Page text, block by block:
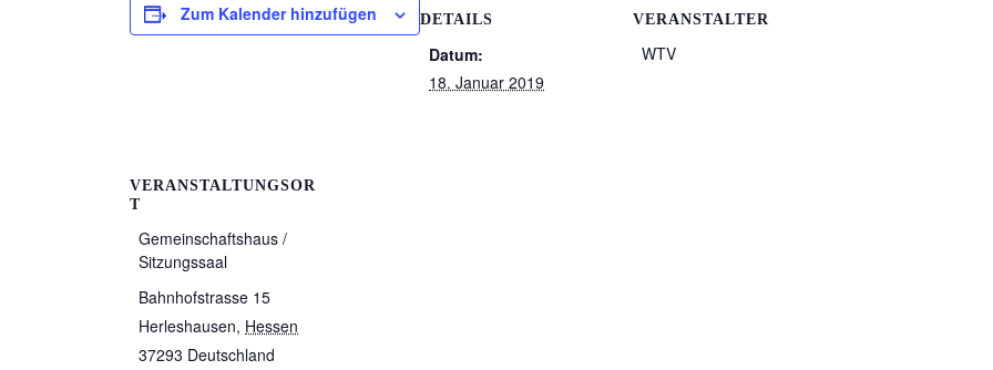
Zum Kalender hinzufügen DETAILS
Datum:
18. Januar 2019
VERANSTALTER
WTV
VERANSTALTUNGSOR
T
Gemeinschaftshaus /
Sitzungssaal
Bahnhofstrasse 15
Herleshausen, Hessen
37293 Deutschland